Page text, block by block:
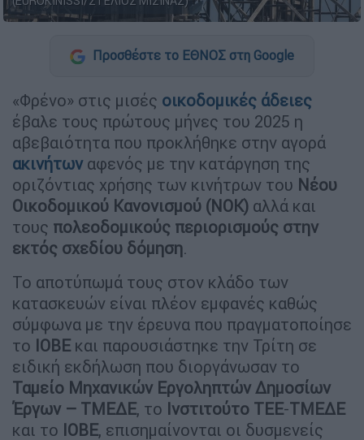
Προσθέστε το ΕΘΝΟΣ στη Google
«Φρένο» στις μισές οικοδομικές άδειες
έβαλε τους πρώτους μήνες του 2025 η
αβεβαιότητα που προκλήθηκε στην αγορά
ακινήτωναφενός με την κατάργηση της
οριζόντιας χρήσης των κινήτρων του Νέου
Οικοδομικού Κανονισμού (ΝΟΚ) αλλά και
τους πολεοδομικούς περιορισμούς στην
εκτός σχεδίου δόμηση.
Το αποτύπωμά τους στον κλάδο των
κατασκευών είναι πλέον εμφανές καθώς
σύμφωνα με την έρευνα που πραγματοποίησε
το ΙΟΒΕ και παρουσιάστηκε την Τρίτη σε
ειδική εκδήλωση που διοργάνωσαν το
Ταμείο Μηχανικών Εργοληπτών Δημοσίων
Έργων – ΤΜΕΔΕ, το Ινστιτούτο ΤΕΕ-ΤΜΕΔΕ
και το ΙΟΒΕ, επισημαίνονται οι δυσμενείς